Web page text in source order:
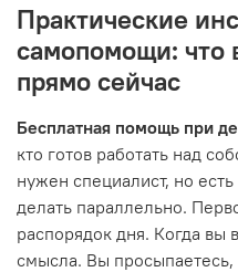
Практические
самопомощи: что
прямо сейчас
Бесплатная помощь при
кто готов работать над
нужен специалист, но
делать параллельно.
распорядок дня. Когда вы
смысла. Вы просыпаетесь,